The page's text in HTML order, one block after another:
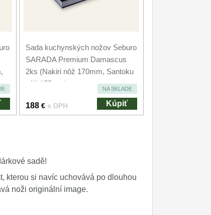
Sada kuchynských nožov Seburo
SARADA Premium Damascus
2ks (Nakiri nôž 170mm, Santoku
nôž 175mm)
NA SKLADE
188 € s DPH Kúpiť
sadě!
kterou si navíc uchovává po dlouhou
noži originální image.